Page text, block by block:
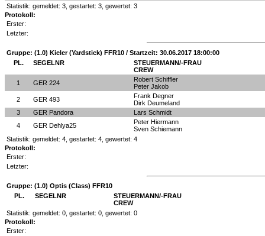
Statistik: gemeldet: 3, gestartet: 3, gewertet: 3
Protokoll:
Erster:
Letzter:
Gruppe: (1.0) Kieler (Yardstick) FFR10 / Startzeit: 30.06.2017 18:00:00
PL.
SEGELNR
STEUERMANN/-FRAU
CREW
1
GER 224
Robert Schiffler
Peter Jakob
2
GER 493
Frank Degner
Dirk Deumeland
3
GER Pandora
Lars Schmidt
4
GER Dehlya25
Peter Hiermann
Sven Schiemann
Statistik: gemeldet: 4, gestartet: 4, gewertet: 4
Protokoll:
Erster:
Letzter:
Gruppe: (1.0) Optis (Class) FFR10
PL.
SEGELNR
STEUERMANN/-FRAU
CREW
Statistik: gemeldet: 0, gestartet: 0, gewertet: 0
Protokoll:
Erster: